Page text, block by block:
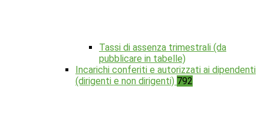
Tassi di assenza trimestrali (da
pubblicare in tabelle)
Incarichi conferiti e autorizzati ai dipendenti
(dirigenti e non dirigenti) 792